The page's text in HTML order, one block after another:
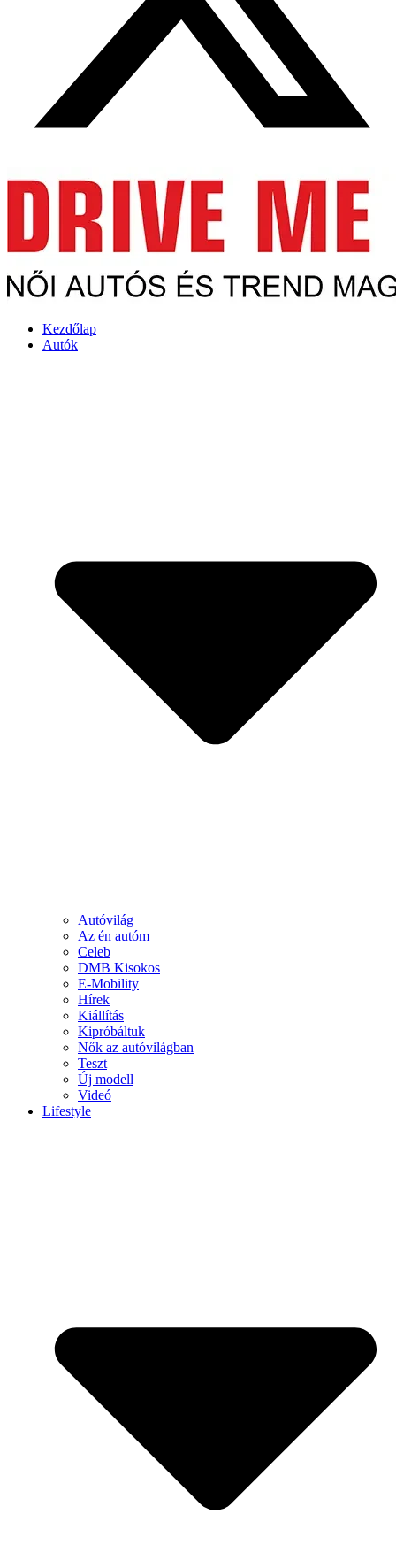
Kezdőlap
Autók
Autóvilág
Az én autóm
Celeb
DMB Kisokos
E-Mobility
Hírek
Kiállítás
Kipróbáltuk
Nők az autóvilágban
Teszt
Új modell
Videó
Lifestyle